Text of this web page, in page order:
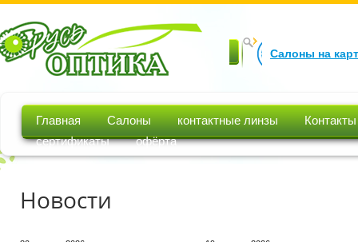
Салоны на
Главная Салоны контактные линзы
Контакты
сертификаты
офёрта
Новости